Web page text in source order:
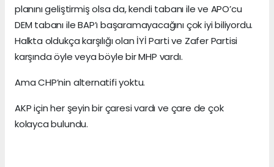
planını geliştirmiş olsa da, kendi tabanı ile ve APO’cu
DEM tabanı ile BAP’ı başaramayacağını çok iyi biliyordu.
Halkta oldukça karşılığı olan İYİ Parti ve Zafer Partisi
karşında öyle veya böyle bir MHP vardı.
Ama CHP’nin alternatifi yoktu.
AKP için her şeyin bir çaresi vardı ve çare de çok
kolayca bulundu.